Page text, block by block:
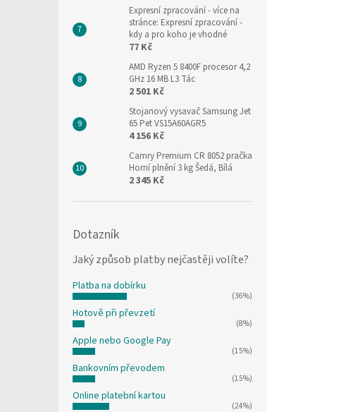
Expresní zpracování- více na
stránce: Expresní zpracování -
kdy a pro koho je vhodné
77 Kč
AMD Ryzen 5 8400F procesor 4,2
GHz 16 MB L3 Tác
2 501 Kč
Stojanový vysavač Samsung Jet
65 Pet VS15A60AGR5
4 156 Kč
Camry Premium CR 8052 pračka
Horní plnění 3 kg Šedá, Bílá
2 345 Kč
Dotazník
Jaký způsob platby nejčastěji volíte?
Platba na dobírku
(36%)
Hotově při převzetí
(8%)
Apple nebo Google Pay
(15%)
Bankovním převodem
(15%)
Online platební kartou
(24%)